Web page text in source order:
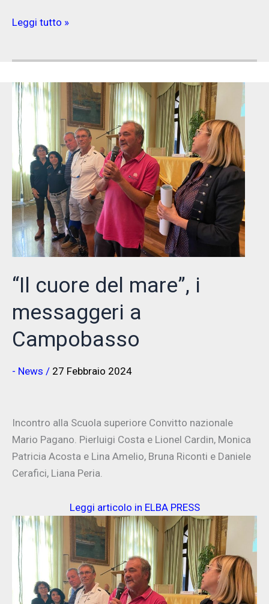
Incontro
le
classi
terze
dell’IPSAR
Leggi tutto »
“Il cuore del mare”, i
messaggeri a
Campobasso
- News / 27 Febbraio 2024
Incontro alla Scuola superiore Convitto nazionale
Mario Pagano. Pierluigi Costa e Lionel Cardin, Monica
Patricia Acosta e Lina Amelio, Bruna Riconti e Daniele
Cerafici, Liana Peria.
Leggi articolo in ELBA PRESS